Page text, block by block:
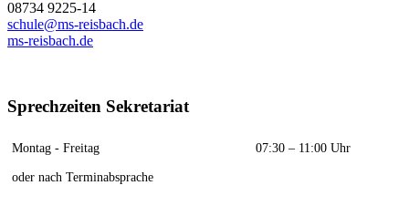
08734 9225-14
schule@ms-reisbach.de
ms-reisbach.de
Sprechzeiten Sekretariat
Montag - Freitag
07:30 – 11:00 Uhr
oder nach Terminabsprache